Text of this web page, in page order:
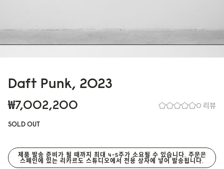
Daft Punk, 2023
0 리뷰
₩7,002,200
SOLD OUT
제품 발송 준비가 될 때까지 최대 4-5주가 소요될 수 있습니다. 주문은
스페인에 있는 리카르도 스튜디오에서 전용 상자에 넣어 발송됩니다.